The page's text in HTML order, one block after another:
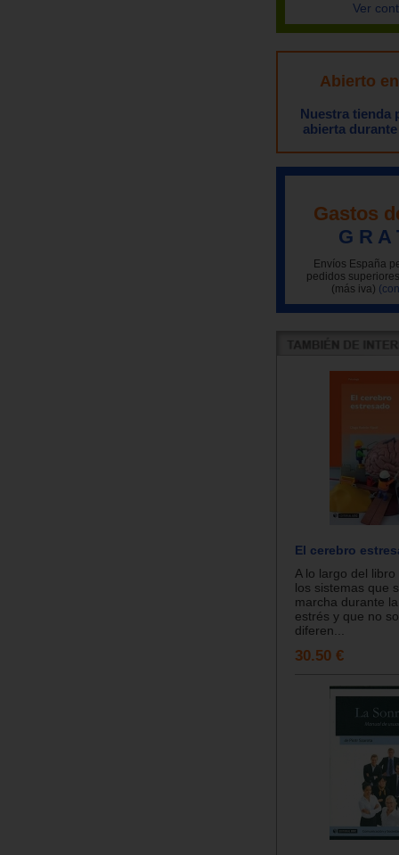
Ver
Abierto
Nuestra tienda
abierta
Gastos
G R A
Envíos España
pedidos
(más iva)
El cerebro
A lo largo del
los sistemas que
marcha durante
estrés y que no
diferen...
30.50 €